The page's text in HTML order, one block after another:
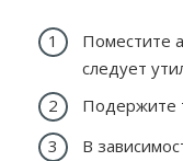
Поместите
следует
Подержите
В